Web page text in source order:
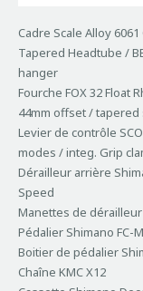
Cadre Scale Alloy
Tapered Headtube /
hanger
Fourche FOX 32 Float
44mm offset / tapered
Levier de contrôle
modes / integ. Grip
Dérailleur arrière
Speed
Manettes de dérailleur
Pédalier Shimano FC-
Boitier de pédalier
Chaîne KMC X12